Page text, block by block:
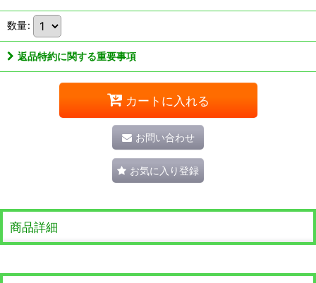
数量:
返品特約に関する重要事項
カートに入れる
お問い合わせ
お気に入り登録
商品詳細